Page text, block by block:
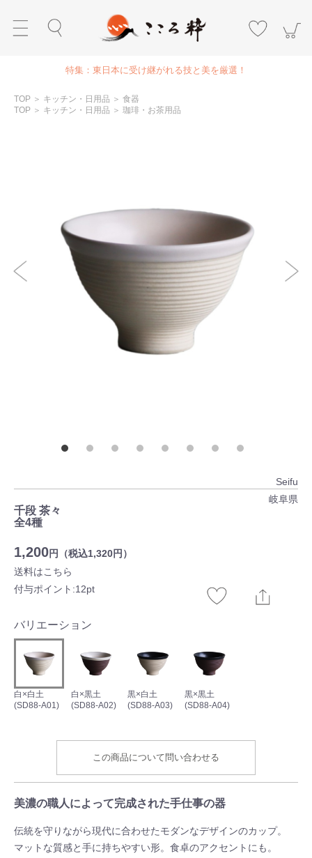
特集：東日本に受け継がれる技と美を厳選！
TOP ＞ キッチン・日用品 ＞ 食器
TOP ＞ キッチン・日用品 ＞ 珈琲・お茶用品
Seifu
岐阜県
千段 茶々
全4種
1,200円（税込1,320円）
送料はこちら
付与ポイント:12pt
バリエーション
白×白土
(SD88-A01)
白×黒土
(SD88-A02)
黒×白土
(SD88-A03)
黒×黒土
(SD88-A04)
この商品について問い合わせる
美濃の職人によって完成された手仕事の器
伝統を守りながら現代に合わせたモダンなデザインのカップ。
マットな質感と手に持ちやすい形。食卓のアクセントにも。